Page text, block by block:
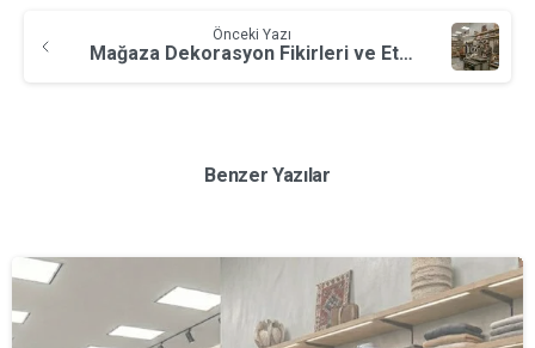
Önceki Yazı
Mağaza Dekorasyon Fikirleri ve Etkili Vitrin Tasarımı
Benzer Yazılar